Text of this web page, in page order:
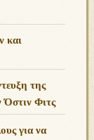
και
της
Όστιν Φιτς
για να